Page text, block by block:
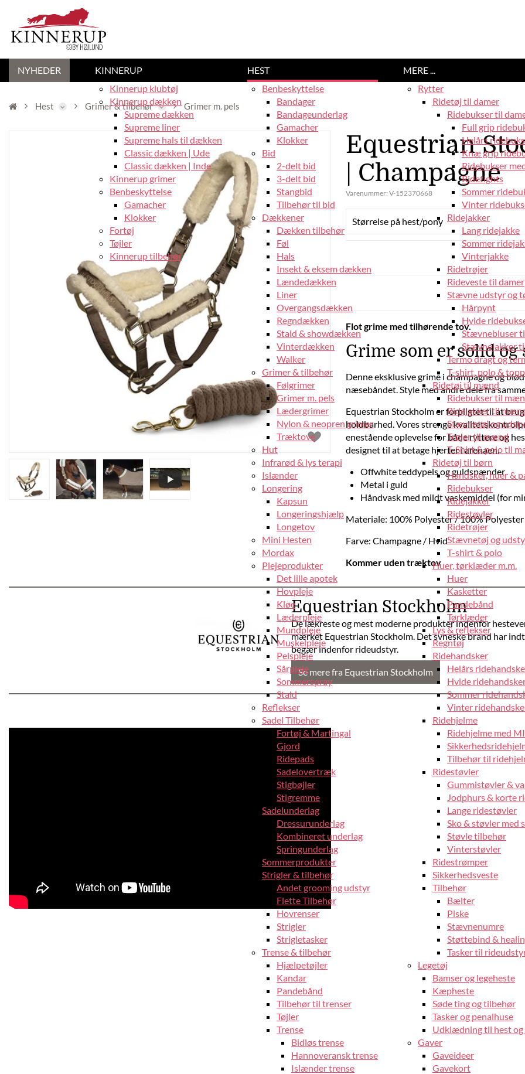
NYHEDER
KINNERUP
Kinnerup klubtøj
Kinnerup dækken
Supreme dækken
Supreme liner
Supreme hals til dækken
Classic dækken | Ude
Classic dækken | Inde
Kinnerup grimer
Benbeskyttelse
Gamacher
Klokker
Fortøj
Tøjler
Kinnerup tilbehør
HEST
Benbeskyttelse
Bandager
Bandageunderlag
Gamacher
Klokker
Bid
2-delt bid
3-delt bid
Stangbid
Tilbehør til bid
Dækkener
Dækken tilbehør
Føl
Hals
Insekt & eksem dækken
Lændedækken
Liner
Overgangsdækken
Regndækken
Stald & showdækken
Vinterdækken
Walker
Grimer & tilbehør
Følgrimer
Grimer m. pels
Lædergrimer
Nylon & neopren grimer
Træktove
Hut
Infrarød & lys terapi
Islænder
Longering
Kapsun
Longeringshjælp
Longetov
Mini Hesten
Mordax
Plejeprodukter
Det lille apotek
Hovpleje
Kløe
Læderpleje
Mundpleje
Muskelpleje
Pelspleje
Sårpleje
Sommerspray
Stald
Reflekser
Sadel Tilbehør
Fortøj & Martingal
Gjord
Ridepads
Sadelovertræk
Stigbøjler
Stigremme
Sadelunderlag
Dressurunderlag
Kombineret underlag
Springunderlag
Sommerprodukter
Strigler & tilbehør
Andet grooming udstyr
Flette Tilbehør
Hovrenser
Strigler
Strigletasker
Trense & tilbehør
Hjælpetøjler
Kandar
Pandebånd
Tilbehør til trenser
Tøjler
Trense
Bidløs trense
Hannoveransk trense
Islænder trense
MERE ...
Rytter
Ridetøj til damer
Ridebukser til
Full grip
Helårs
Knæ grip
Ridebukser
Ridetights
Sommer
Vinter
Ridejakker
Lang ridejakke
Sommer
Vinterjakke
Ridetrøjer
Rideveste til damer
Stævne udstyr og
Hårpynt
Hvide
Stævnebluser
Stævnejakker
Termo dragt og
T-shirt, polo &
Ridetøj til mænd
Ridebukser til
Ridejakker til
Stævnetøj og
Trøjer til mænd
T-Shirt & polo til
Ridetøj til børn
Handsker, huer &
Ridebukser
Ridejakker
Ridestøvler
Ridetrøjer
Stævnetøj og
T-shirt & polo
Huer, tørklæder m.m.
Huer
Kasketter
Pandebånd
Tørklæder
Lys & reflekser
Regntøj
Ridehandsker
Helårs
Hvide
Sommer
Vinter
Ridehjelme
Ridehjelme med
Tilbehør til
Ridestøvler
Gummistøvler &
Jodphurs & korte
Lange ridestøvler
Sko & støvler med
Støvle tilbehør
Vinterstøvler
Ridestrømper
Sikkerhedsveste
Tilbehør
Bælter
Piske
Stævnenumre
Støttebind &
Tasker til
Legetøj
Bamser og legeheste
Kæpheste
Søde ting og tilbehør
Tasker og penalhuse
Udklædning til hest
Gaver
Gaveideer
Gavekort
Hest Grimer & tilbehør Grimer m. pels
Equestrian
| Champagne
Varenummer: V-152370668
Størrelse på hest/pony
Flot grime med tilhørende tov.
Grime som er solid
Denne eksklusive grime i champagne og
næsebåndet. Style med andre dele fra
Equestrian Stockholm er forpligtet til at
holdbarhed. Vores strenge
enestående oplevelse for både ryttere og
designet til at betage hjerter i arenaen.
Offwhite teddypels og guldspænder
Metal i guld
Håndvask med mildt vaskemiddel (for
Materiale: 100% Polyester / 100% Polyester
Farve: Champagne / Hvid
Kommer uden træktov
Equestrian Stockholm
De lækreste og mest moderne produkter indenfor
mærket Equestrian Stockholm. Det svneske brand har
begær indenfor rideudstyr.
Se mere fra Equestrian Stockholm